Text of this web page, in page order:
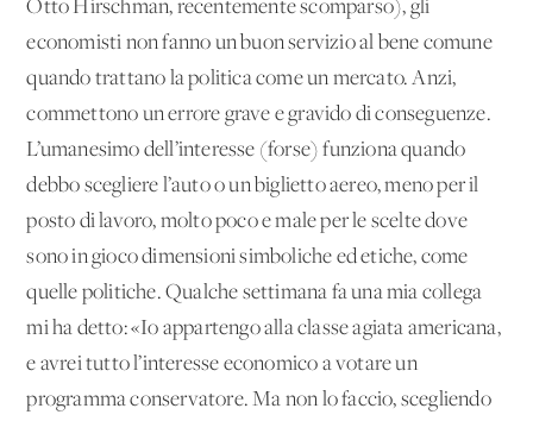
Otto Hirschman, recentemente scomparso), gli
economisti non fanno un buon servizio al bene comune
quando trattano la politica come un mercato. Anzi,
commettono un errore grave e gravido di conseguenze.
L’umanesimo dell’interesse (forse) funziona quando
debbo scegliere l’auto o un biglietto aereo, meno per il
posto di lavoro, molto poco e male per le scelte dove
sono in gioco dimensioni simboliche ed etiche, come
quelle politiche. Qualche settimana fa una mia collega
mi ha detto: «Io appartengo alla classe agiata americana,
e avrei tutto l’interesse economico a votare un
programma conservatore. Ma non lo faccio, scegliendo